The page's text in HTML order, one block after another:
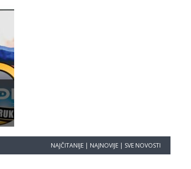
NAJČITANIJE | NAJNOVIJE | SVE NOVOSTI